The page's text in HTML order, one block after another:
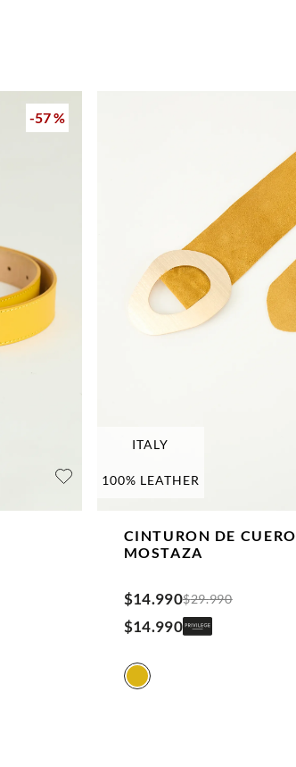
-57 %
ITALY
100% LEATHER
CINTURON DE CUERO
MOSTAZA
$14.990$29.990
$14.990